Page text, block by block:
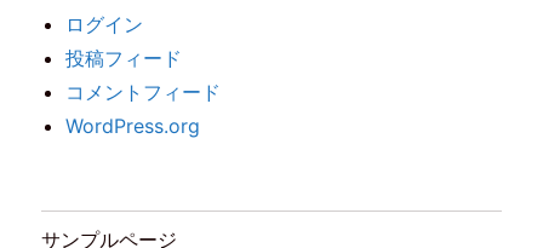
ログイン
投稿フィード
コメントフィード
WordPress.org
サンプルページ